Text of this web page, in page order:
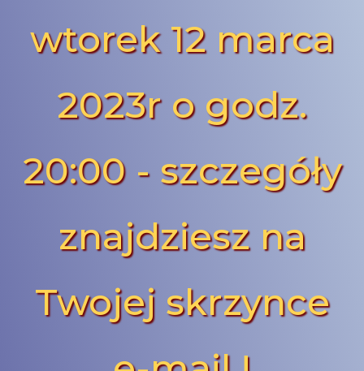
wtorek 12 marca
2023r o godz.
20:00 - szczegóły
znajdziesz na
Twojej skrzynce